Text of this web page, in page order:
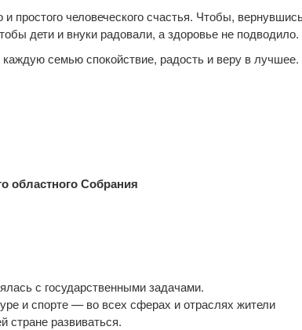
простого человеческого счастья. Чтобы,
дети и внуки радовали, а здоровье не подводило.
семью спокойствие, радость и веру в лучшее.
областного Собрания
с государственными задачами.
и спорте — во всех сферах и отраслях жители
стране развиваться.